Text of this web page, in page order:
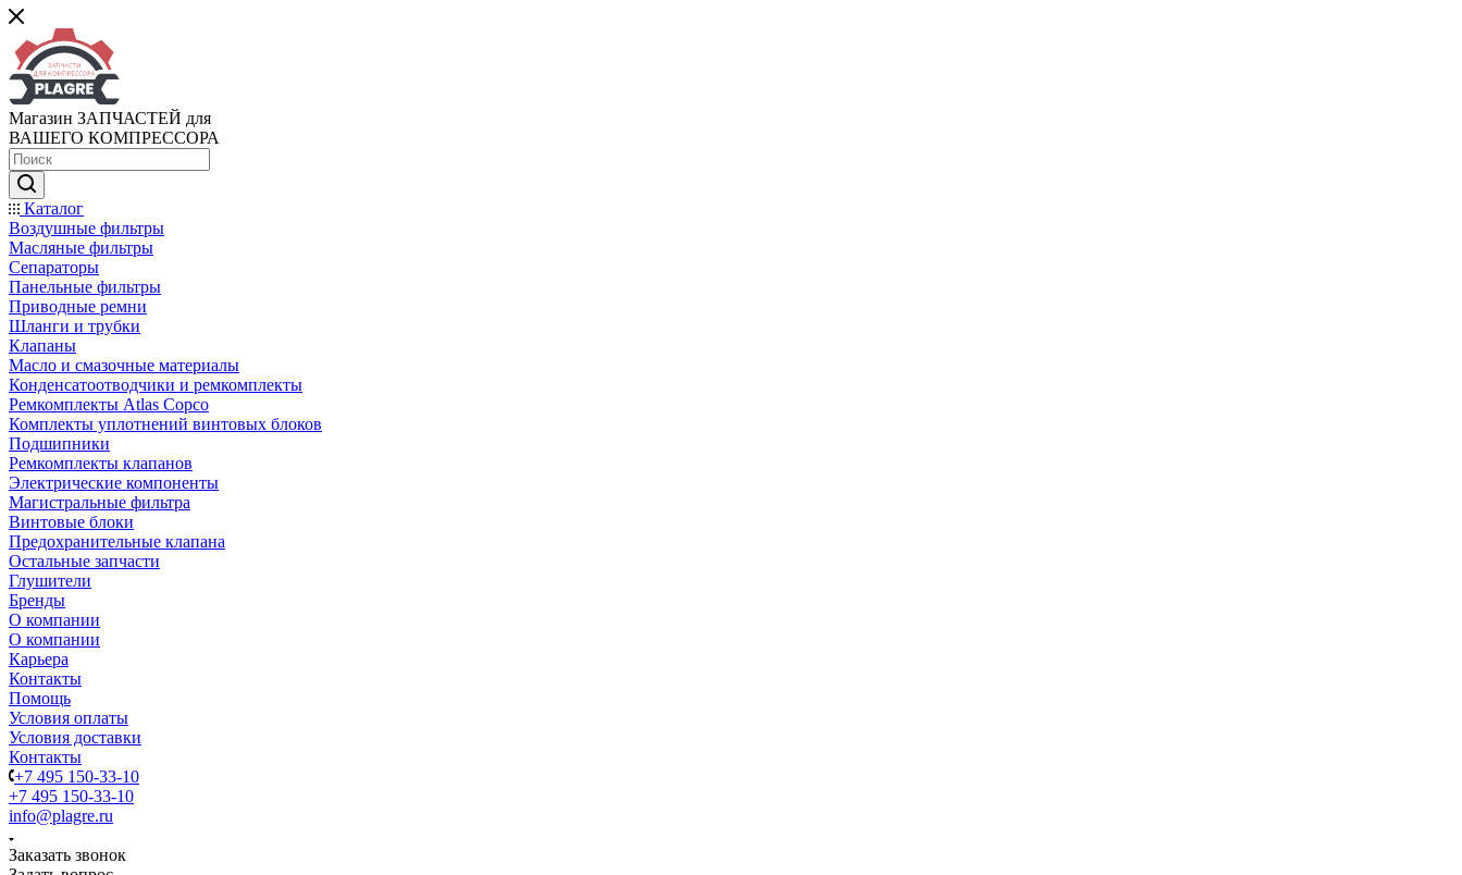
Магазин ЗАПЧАСТЕЙ для
ВАШЕГО КОМПРЕССОРА
Каталог
Воздушные фильтры
Масляные фильтры
Сепараторы
Панельные фильтры
Приводные ремни
Шланги и трубки
Клапаны
Масло и смазочные материалы
Конденсатоотводчики и ремкомплекты
Ремкомплекты Atlas Copco
Комплекты уплотнений винтовых блоков
Подшипники
Ремкомплекты клапанов
Электрические компоненты
Магистральные фильтра
Винтовые блоки
Предохранительные клапана
Остальные запчасти
Глушители
Бренды
О компании
О компании
Карьера
Контакты
Помощь
Условия оплаты
Условия доставки
Контакты
+7 495 150-33-10
+7 495 150-33-10
info@plagre.ru
Заказать звонок